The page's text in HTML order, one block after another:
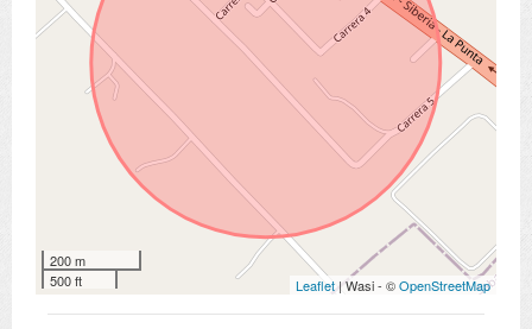
200 m
500 ft
Leaflet| Wasi - ©OpenStreetMap